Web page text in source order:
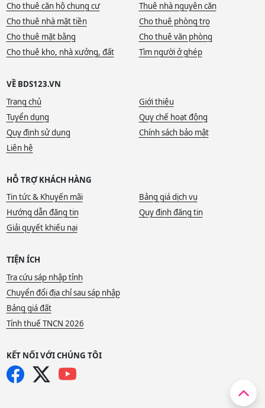
Cho thuê căn hộ chung cư
Thuê nhà nguyên căn
Cho thuê nhà mặt tiền
Cho thuê phòng trọ
Cho thuê mặt bằng
Cho thuê văn phòng
Cho thuê kho, nhà xưởng, đất
Tìm người ở ghép
VỀ BDS123.VN
Trang chủ
Giới thiệu
Tuyển dụng
Quy chế hoạt động
Quy định sử dụng
Chính sách bảo mật
Liên hệ
HỖ TRỢ KHÁCH HÀNG
Tin tức & Khuyến mãi
Bảng giá dịch vụ
Hướng dẫn đăng tin
Quy định đăng tin
Giải quyết khiếu nại
TIỆN ÍCH
Tra cứu sáp nhập tỉnh
Chuyển đổi địa chỉ sau sáp nhập
Bảng giá đất
Tính thuế TNCN 2026
KẾT NỐI VỚI CHÚNG TÔI